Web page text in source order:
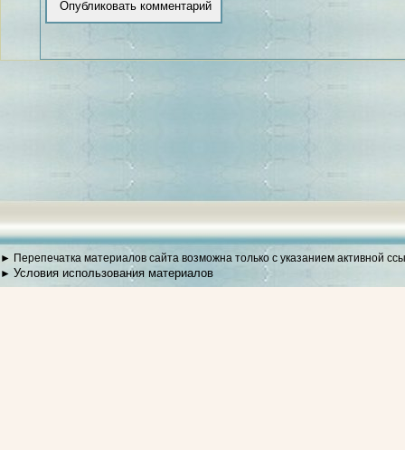
► Перепечатка материалов сайта возможна только с указанием активной
► Условия использования материалов